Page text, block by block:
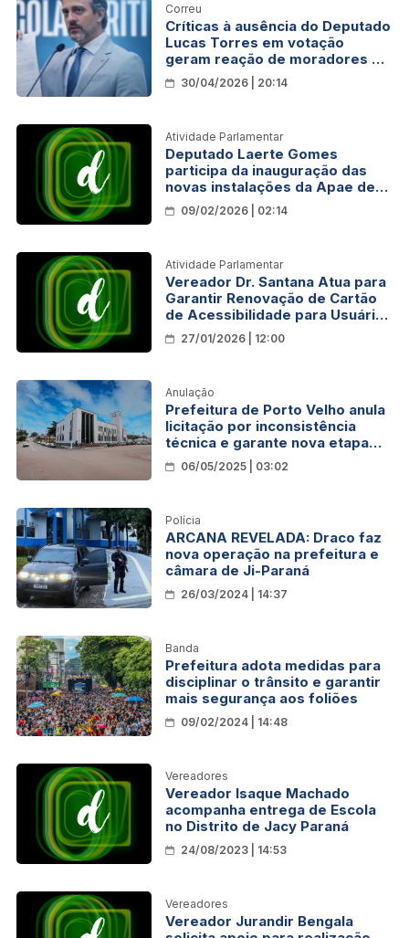
Correu
Críticas à ausência do Deputado
Lucas Torres em votação
geram reação de moradores de
Minas Novas na RESEX Jaci-
Paraná
30/04/2026 | 20:14
Atividade Parlamentar
Deputado Laerte Gomes
participa da inauguração das
novas instalações da Apae de
Ji-Paraná
09/02/2026 | 02:14
Atividade Parlamentar
Vereador Dr. Santana Atua para
Garantir Renovação de Cartão
de Acessibilidade para Usuários
com Transtornos Mentais leves
e Beneficiários da Previdência
27/01/2026 | 12:00
Anulação
Prefeitura de Porto Velho anula
licitação por inconsistência
técnica e garante nova etapa
com maior segurança jurídica
06/05/2025 | 03:02
Polícia
ARCANA REVELADA: Draco faz
nova operação na prefeitura e
câmara de Ji-Paraná
26/03/2024 | 14:37
Banda
Prefeitura adota medidas para
disciplinar o trânsito e garantir
mais segurança aos foliões
09/02/2024 | 14:48
Vereadores
Vereador Isaque Machado
acompanha entrega de Escola
no Distrito de Jacy Paraná
24/08/2023 | 14:53
Vereadores
Vereador Jurandir Bengala